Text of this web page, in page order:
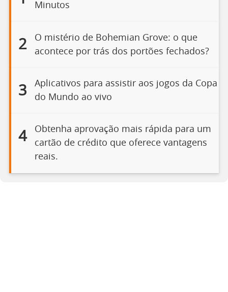
Minutos
2
O mistério de Bohemian Grove: o que
acontece por trás dos portões fechados?
3
Aplicativos para assistir aos jogos da Copa
do Mundo ao vivo
4
Obtenha aprovação mais rápida para um
cartão de crédito que oferece vantagens
reais.